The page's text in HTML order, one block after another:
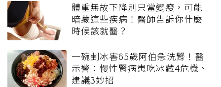
體重無故下降別只當變瘦，可能
暗藏這些疾病！醫師告訴你什麼
時候該就醫？
一碗剉冰害65歲阿伯急洗腎！醫
示警：慢性腎病患吃冰藏4危機、
建議3妙招